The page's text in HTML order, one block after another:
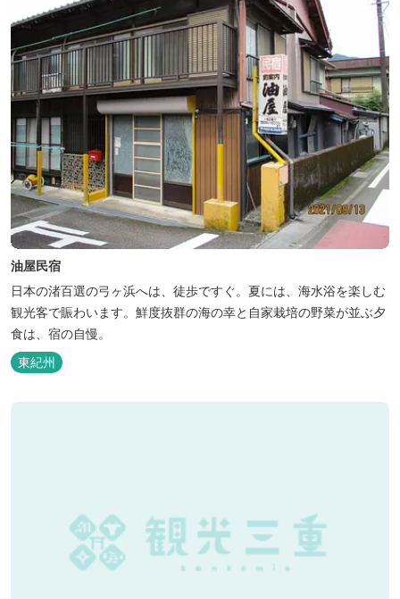
油屋民宿
日本の渚百選の弓ヶ浜へは、徒歩ですぐ。夏には、海水浴を楽しむ
観光客で賑わいます。鮮度抜群の海の幸と自家栽培の野菜が並ぶ夕
食は、宿の自慢。
東紀州